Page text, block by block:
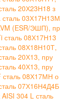
20Х23Н18 з
сталь 03Х17Н13М
(ESR/ЭШП), пр
сталь 08Х17Н13
08Х18Н10Т,
20Х13, пру
40Х13, пру
сталь 08Х17МН о
07Х16Н4Д4Б
304 L сталь